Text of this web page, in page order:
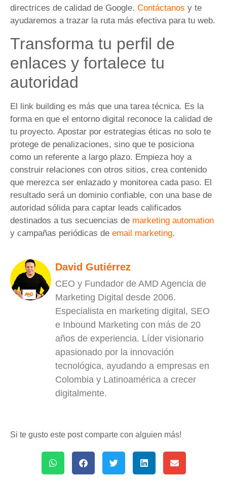
directrices de calidad de Google. Contáctanos y te
ayudaremos a trazar la ruta más efectiva para tu web.
Transforma tu perfil de
enlaces y fortalece tu
autoridad
El link building es más que una tarea técnica. Es la
forma en que el entorno digital reconoce la calidad de
tu proyecto. Apostar por estrategias éticas no solo te
protege de penalizaciones, sino que te posiciona
como un referente a largo plazo. Empieza hoy a
construir relaciones con otros sitios, crea contenido
que merezca ser enlazado y monitorea cada paso. El
resultado será un dominio confiable, con una base de
autoridad sólida para captar leads calificados
destinados a tus secuencias de marketing automation
y campañas periódicas de email marketing.
David Gutiérrez
CEO y Fundador de AMD Agencia de
Marketing Digital desde 2006.
Especialista en marketing digital, SEO
e Inbound Marketing con más de 20
años de experiencia. Líder visionario
apasionado por la innovación
tecnológica, ayudando a empresas en
Colombia y Latinoamérica a crecer
digitalmente.
Si te gusto este post comparte con alguien más!